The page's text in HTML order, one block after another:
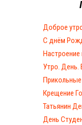
Доброе
С днём
Настроение
Утро. День.
Прикольные
Крещение
Татьянин
День